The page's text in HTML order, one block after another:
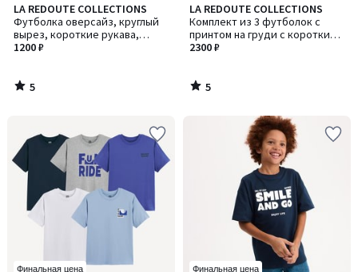
LA REDOUTE COLLECTIONS
Футболка оверсайз, круглый
вырез, короткие рукава,
набивной декоративный
1200 ₽
5
/
5
5
/
LA REDOUTE COLLECTIONS
Комплект из 3 футболок с
принтом на груди с короткими
рукавами и круглым вырезом
2300 ₽
5
/
5
5
/
Финальная цена Финальная цена